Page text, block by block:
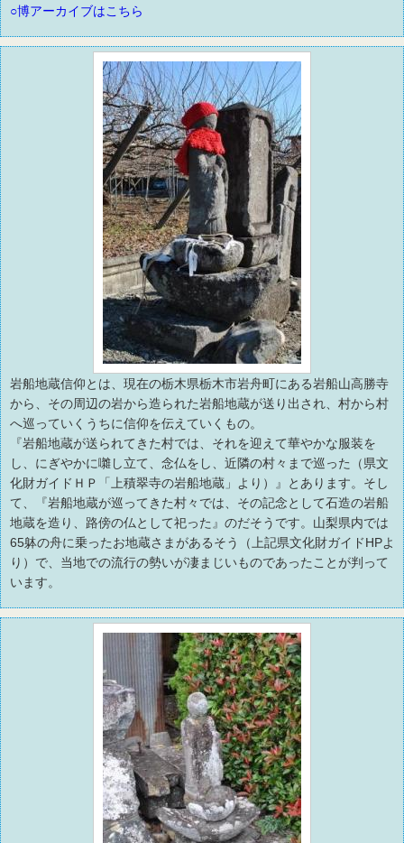
○博アーカイブはこちら
岩船地蔵信仰とは、現在の栃木県栃木市岩舟町にある岩船山高勝寺
から、その周辺の岩から造られた岩船地蔵が送り出され、村から村
へ巡っていくうちに信仰を伝えていくもの。
『岩船地蔵が送られてきた村では、それを迎えて華やかな服装を
し、にぎやかに囃し立て、念仏をし、近隣の村々まで巡った（県文
化財ガイドＨＰ「上積翠寺の岩船地蔵」より）』とあります。そし
て、『岩船地蔵が巡ってきた村々では、その記念として石造の岩船
地蔵を造り、路傍の仏として祀った』のだそうです。山梨県内では
65躰の舟に乗ったお地蔵さまがあるそう（上記県文化財ガイドHPよ
り）で、当地での流行の勢いが凄まじいものであったことが判って
います。